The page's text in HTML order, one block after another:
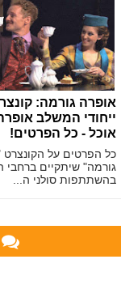
אופרה גורמה:
ייחודי המשלב
אוכל - כל הפרטים!
כל הפרטים על הקונצרט
גורמה" שיתקיים ברחבי
בהשתתפות סולני ה...